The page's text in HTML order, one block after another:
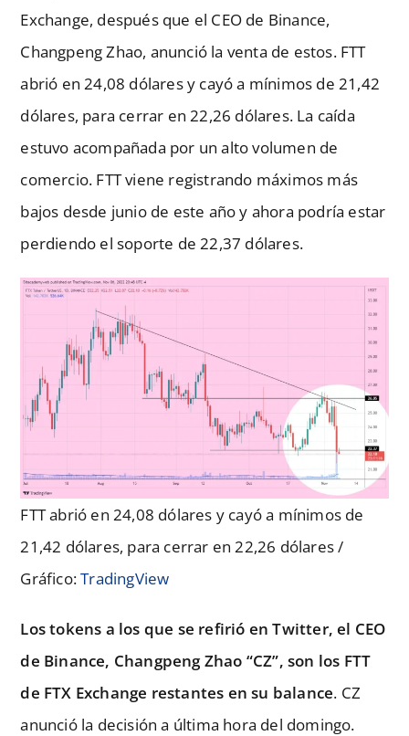
Exchange, después que el CEO de Binance,
Changpeng Zhao, anunció la venta de estos. FTT
abrió en 24,08 dólares y cayó a mínimos de 21,42
dólares, para cerrar en 22,26 dólares. La caída
estuvo acompañada por un alto volumen de
comercio. FTT viene registrando máximos más
bajos desde junio de este año y ahora podría estar
perdiendo el soporte de 22,37 dólares.
FTT abrió en 24,08 dólares y cayó a mínimos de
21,42 dólares, para cerrar en 22,26 dólares /
Gráfico:TradingView
Los tokens a los que se refirió en Twitter, el CEO
de Binance, Changpeng Zhao “CZ”, son los FTT
de FTX Exchange restantes en su balance. CZ
anunció la decisión a última hora del domingo.